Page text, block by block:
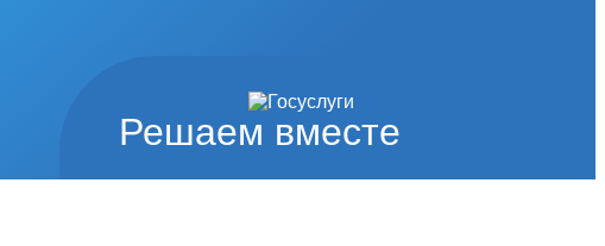
Решаем вместе